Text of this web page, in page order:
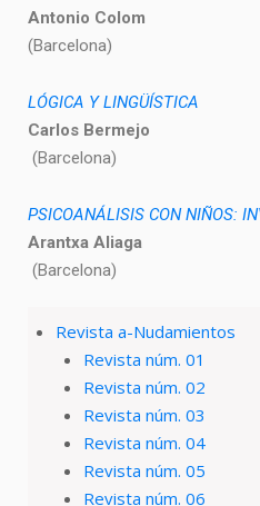
Antonio Colom
(Barcelona)
LÓGICA Y LINGÜÍSTICA
Carlos Bermejo
(Barcelona)
PSICOANÁLISIS CON NIÑOS:
Arantxa Aliaga
(Barcelona)
Revista a-Nudamientos
Revista núm. 01
Revista núm. 02
Revista núm. 03
Revista núm. 04
Revista núm. 05
Revista núm. 06